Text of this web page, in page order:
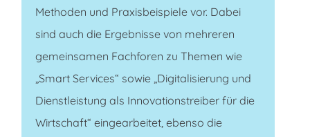
Methoden und Praxisbeispiele vor. Dabei
sind auch die Ergebnisse von mehreren
gemeinsamen Fachforen zu Themen wie
„Smart Services“ sowie „Digitalisierung und
Dienstleistung als Innovationstreiber für die
Wirtschaft“ eingearbeitet, ebenso die